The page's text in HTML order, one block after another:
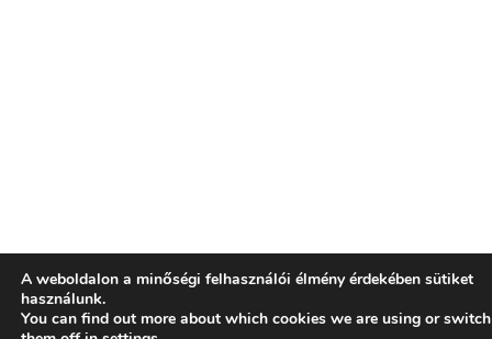
A weboldalon a minőségi felhasználói élmény érdekében sütiket
használunk.
You can find out more about which cookies we are using or switch